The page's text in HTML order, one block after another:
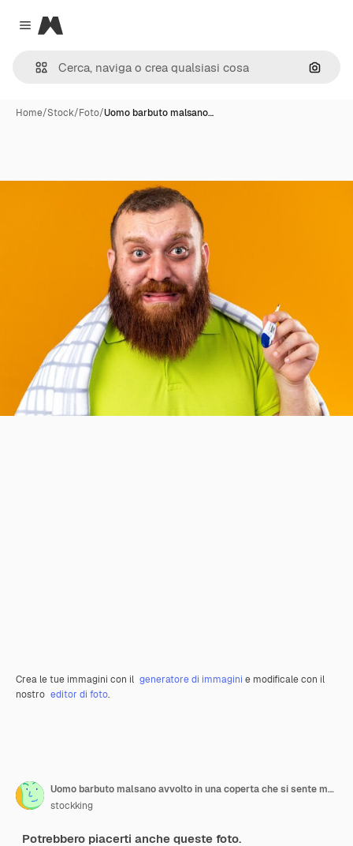
Close menu
Magnific
Cerca
Home/Stock/Foto/Uomo barbuto malsano…
Crea le tue immagini con il generatore di immagini e modificale con il
nostro editor di foto.
Uomo barbuto malsano avvolto in una coperta che si sente male soffre di freddo che controlla la temperatura usando un termometro che sembra preoccupato in piedi sul muro arancione
stockking
Potrebbero piacerti anche queste foto.